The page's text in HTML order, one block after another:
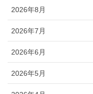
2026年8月
2026年7月
2026年6月
2026年5月